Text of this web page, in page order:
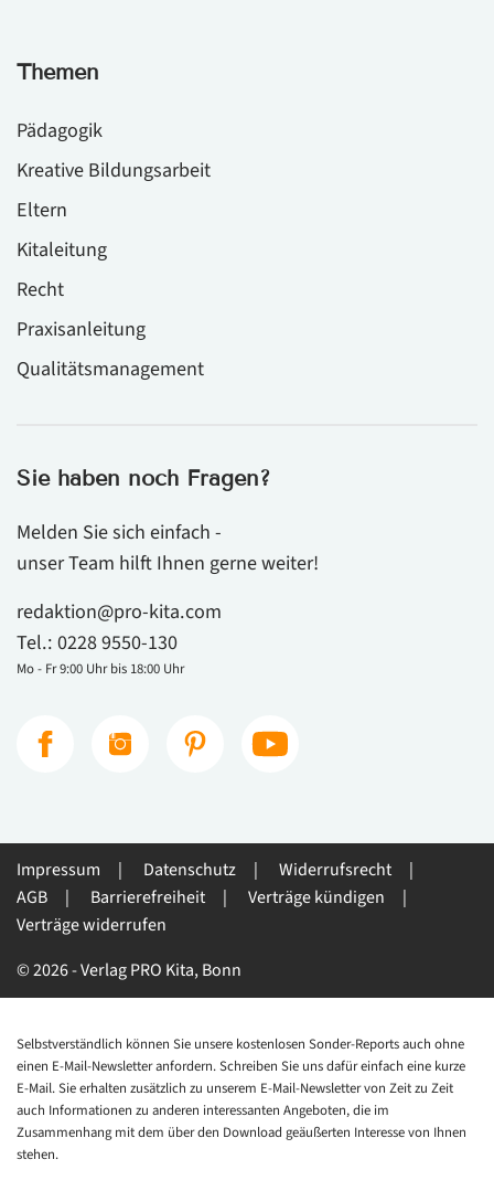
Themen
Pädagogik
Kreative Bildungsarbeit
Eltern
Kitaleitung
Recht
Praxisanleitung
Qualitätsmanagement
Sie haben noch Fragen?
Melden Sie sich einfach -
unser Team hilft Ihnen gerne weiter!
redaktion@pro-kita.com
Tel.:0228 9550-130
Mo - Fr 9:00 Uhr bis 18:00 Uhr
Impressum Datenschutz
Widerrufsrecht
AGB
Barrierefreiheit
Verträge kündigen
Verträge widerrufen
© 2026 - Verlag PRO Kita, Bonn
Selbstverständlich können Sie unsere kostenlosen Sonder-Reports auch ohne
einen E-Mail-Newsletter anfordern. Schreiben Sie uns dafür einfach eine kurze
E-Mail. Sie erhalten zusätzlich zu unserem E-Mail-Newsletter von Zeit zu Zeit
auch Informationen zu anderen interessanten Angeboten, die im
Zusammenhang mit dem über den Download geäußerten Interesse von Ihnen
stehen.